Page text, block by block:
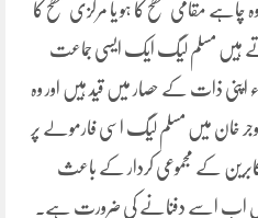
چاہے مقامی سطح کا ہو یا مرکزی سطح کا
ہیں مسلم لیگ ایک ایسی جماعت
ذات کے حصار میں قید ہیں اور وہ
خان میں مسلم لیگ اسی فارمولے پر
کے مجموعی کردار کے باعث
بس اب اسے دفنانے کی ضرورت ہے۔